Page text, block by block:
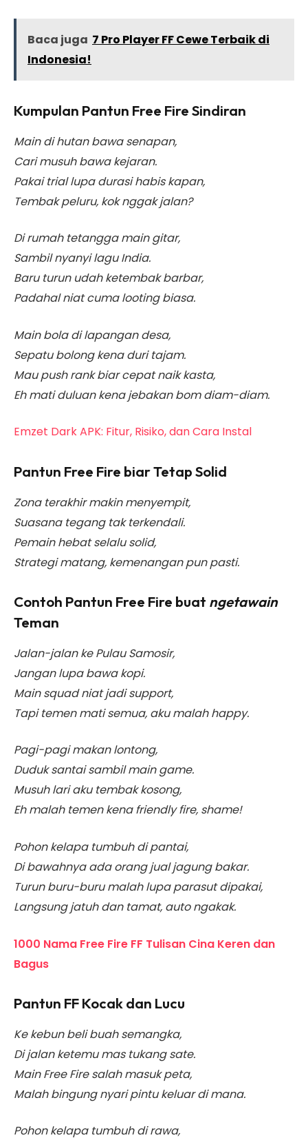
Baca juga 7 Pro Player FF Cewe Terbaik di
Indonesia!
Kumpulan Pantun Free Fire Sindiran
Main di hutan bawa senapan,
Cari musuh bawa kejaran.
Pakai trial lupa durasi habis kapan,
Tembak peluru, kok nggak jalan?
Di rumah tetangga main gitar,
Sambil nyanyi lagu India.
Baru turun udah ketembak barbar,
Padahal niat cuma looting biasa.
Main bola di lapangan desa,
Sepatu bolong kena duri tajam.
Mau push rank biar cepat naik kasta,
Eh mati duluan kena jebakan bom diam-diam.
Emzet Dark APK: Fitur, Risiko, dan Cara Instal
Pantun Free Fire biar Tetap Solid
Zona terakhir makin menyempit,
Suasana tegang tak terkendali.
Pemain hebat selalu solid,
Strategi matang, kemenangan pun pasti.
Contoh Pantun Free Fire buat ngetawain
Teman
Jalan-jalan ke Pulau Samosir,
Jangan lupa bawa kopi.
Main squad niat jadi support,
Tapi temen mati semua, aku malah happy.
Pagi-pagi makan lontong,
Duduk santai sambil main game.
Musuh lari aku tembak kosong,
Eh malah temen kena friendly fire, shame!
Pohon kelapa tumbuh di pantai,
Di bawahnya ada orang jual jagung bakar.
Turun buru-buru malah lupa parasut dipakai,
Langsung jatuh dan tamat, auto ngakak.
1000 Nama Free Fire FF Tulisan Cina Keren dan
Bagus
Pantun FF Kocak dan Lucu
Ke kebun beli buah semangka,
Di jalan ketemu mas tukang sate.
Main Free Fire salah masuk peta,
Malah bingung nyari pintu keluar di mana.
Pohon kelapa tumbuh di rawa,